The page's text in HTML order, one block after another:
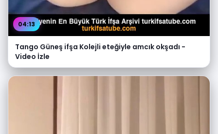
04:13
Tango Güneş ifşa Kolejli eteğiyle amcık okşadı -
Video İzle